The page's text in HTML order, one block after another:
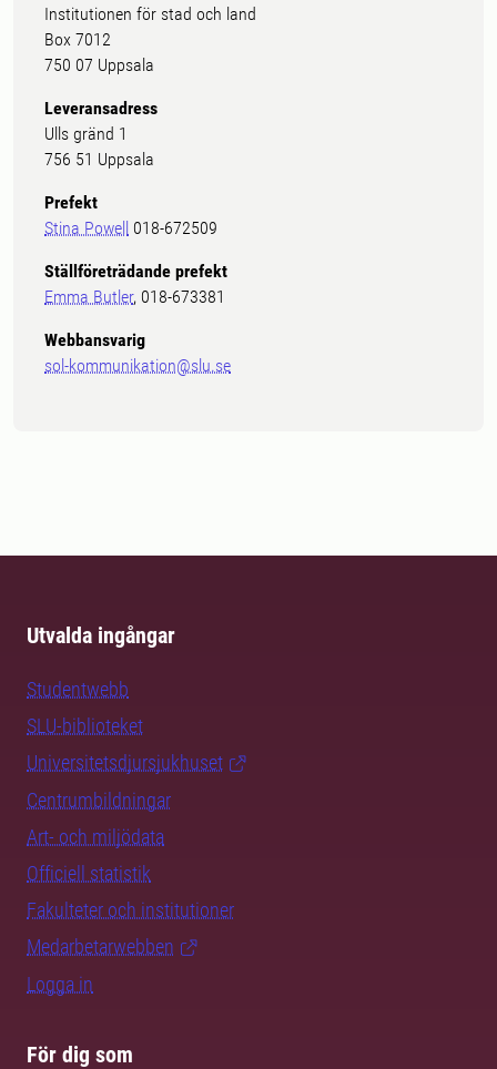
Institutionen för stad och land
Box 7012
750 07 Uppsala
Leveransadress
Ulls gränd 1
756 51 Uppsala
Prefekt
Stina Powell 018-672509
Ställföreträdande prefekt
Emma Butler, 018-673381
Webbansvarig
sol-kommunikation@slu.se
Utvalda ingångar
Studentwebb
SLU-biblioteket
Universitetsdjursjukhuset
Centrumbildningar
Art- och miljödata
Officiell statistik
Fakulteter och institutioner
Medarbetarwebben
Logga in
För dig som